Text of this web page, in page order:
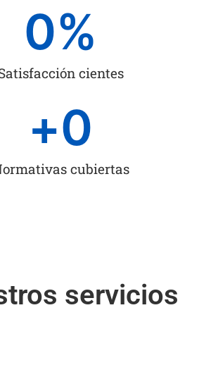
cientes
0%
cubiertas
+0
servicios